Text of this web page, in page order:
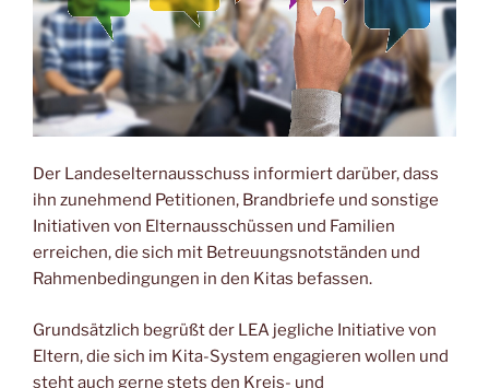
Der Landeselternausschuss informiert darüber, dass
ihn zunehmend Petitionen, Brandbriefe und sonstige
Initiativen von Elternausschüssen und Familien
erreichen, die sich mit Betreuungsnotständen und
Rahmenbedingungen in den Kitas befassen.
Grundsätzlich begrüßt der LEA jegliche Initiative von
Eltern, die sich im Kita-System engagieren wollen und
steht auch gerne stets den Kreis- und